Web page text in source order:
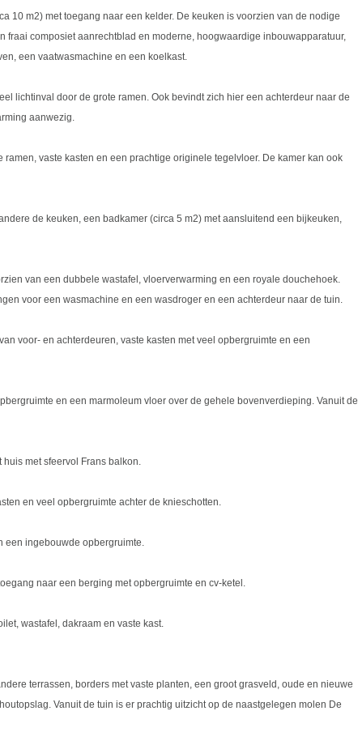
10 m2) met toegang naar een kelder. De keuken is voorzien van de nodige
fraai composiet aanrechtblad en moderne, hoogwaardige inbouwapparatuur,
een vaatwasmachine en een koelkast.
lichtinval door de grote ramen. Ook bevindt zich hier een achterdeur naar de
aanwezig.
vaste kasten en een prachtige originele tegelvloer. De kamer kan ook
de keuken, een badkamer (circa 5 m2) met aansluitend een bijkeuken,
van een dubbele wastafel, vloerverwarming en een royale douchehoek.
voor een wasmachine en een wasdroger en een achterdeur naar de tuin.
voor- en achterdeuren, vaste kasten met veel opbergruimte en een
en een marmoleum vloer over de gehele bovenverdieping. Vanuit de
met sfeervol Frans balkon.
en veel opbergruimte achter de knieschotten.
een ingebouwde opbergruimte.
naar een berging met opbergruimte en cv-ketel.
wastafel, dakraam en vaste kast.
terrassen, borders met vaste planten, een groot grasveld, oude en nieuwe
Vanuit de tuin is er prachtig uitzicht op de naastgelegen molen De